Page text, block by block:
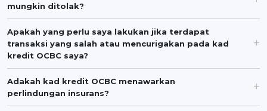
mungkin ditolak?
Apakah yang perlu saya lakukan jika terdapat
transaksi yang salah atau mencurigakan pada kad
kredit OCBC saya?
Adakah kad kredit OCBC menawarkan
perlindungan insurans?